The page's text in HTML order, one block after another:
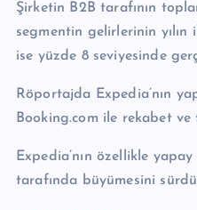
Şirketin B2B tarafının
segmentin gelirlerinin yılın
ise yüzde 8 seviyesinde
Röportajda Expedia’nın
Booking.com ile rekabet
Expedia’nın özellikle
tarafında büyümesini